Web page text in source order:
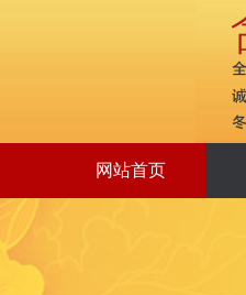
网站首页